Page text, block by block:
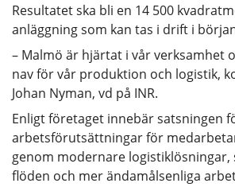
Resultatet ska bli en 14 500
anläggning som kan tas i drift i
– Malmö är hjärtat i vår verksamhet
nav för vår produktion och logistik,
Johan Nyman, vd på INR.
Enligt företaget innebär satsningen
arbetsförutsättningar för
genom modernare logistiklösningar,
flöden och mer ändamålsenliga